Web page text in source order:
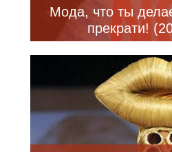
Мода, что ты
прекрати!